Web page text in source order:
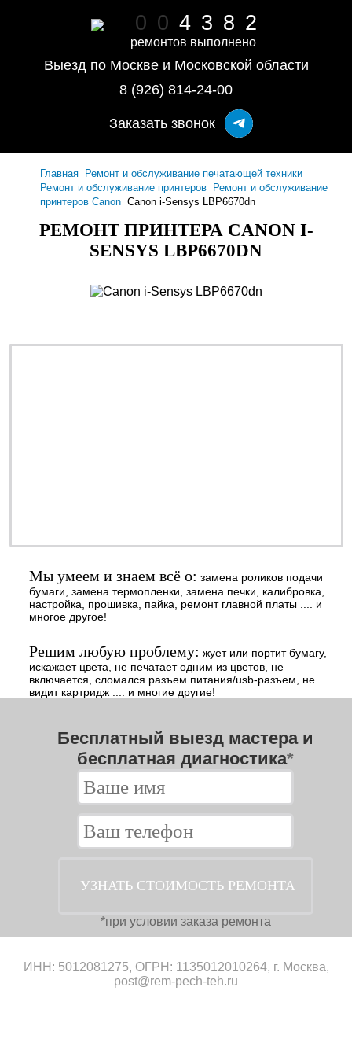
0 0 4 3 8 2
ремонтов выполнено
Выезд по Москве и Московской области
8 (926) 814-24-00
Заказать звонок
Главная
Ремонт и обслуживание печатающей техники
Ремонт и обслуживание принтеров
Ремонт и обслуживание
принтеров Canon Canon i-Sensys LBP6670dn
РЕМОНТ ПРИНТЕРА CANON I-
SENSYS LBP6670DN
Мы умеем и знаем всё о: замена роликов подачи
бумаги, замена термопленки, замена печки, калибровка,
настройка, прошивка, пайка, ремонт главной платы .... и
многое другое!
Решим любую проблему: жует или портит бумагу,
искажает цвета, не печатает одним из цветов, не
включается, сломался разъем питания/usb-разъем, не
видит картридж .... и многие другие!
Бесплатный выезд мастера и
бесплатная диагностика*
*при условии заказа ремонта
ИНН: 5012081275, ОГРН: 1135012010264, г. Москва,
post@rem-pech-teh.ru